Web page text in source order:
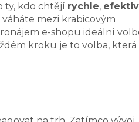
ty, kdo chtějí rychle,
mezi krabicovým
e-shopu ideální
kroku je to volba, která